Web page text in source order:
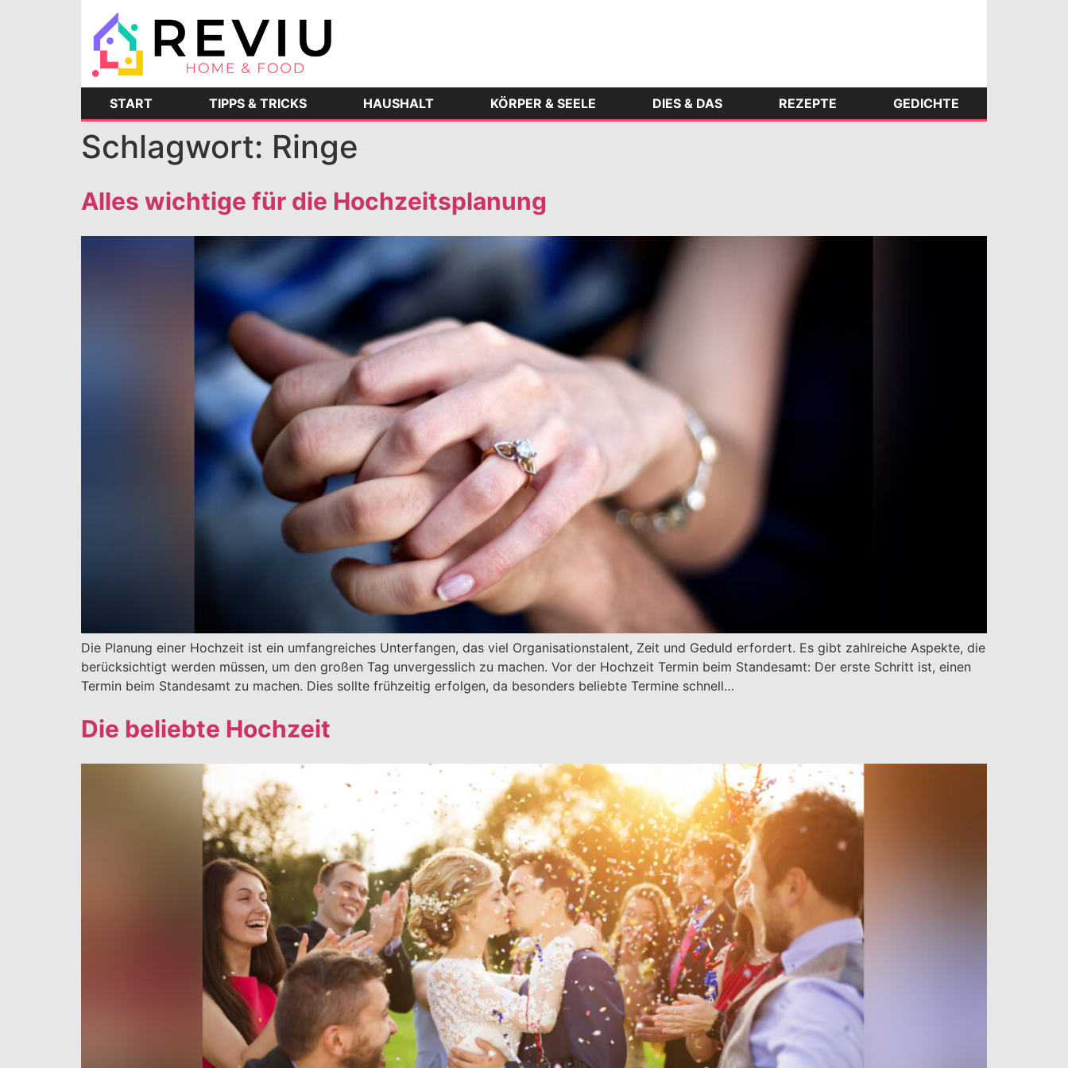
START TIPPS & TRICKS HAUSHALT KÖRPER & SEELE DIES & DAS REZEPTE GEDICHTE
Schlagwort: Ringe
Alles wichtige für die Hochzeitsplanung
Die Planung einer Hochzeit ist ein umfangreiches Unterfangen, das viel Organisationstalent, Zeit und Geduld erfordert. Es gibt zahlreiche Aspekte, die
berücksichtigt werden müssen, um den großen Tag unvergesslich zu machen. Vor der Hochzeit Termin beim Standesamt: Der erste Schritt ist, einen
Termin beim Standesamt zu machen. Dies sollte frühzeitig erfolgen, da besonders beliebte Termine schnell…
Die beliebte Hochzeit